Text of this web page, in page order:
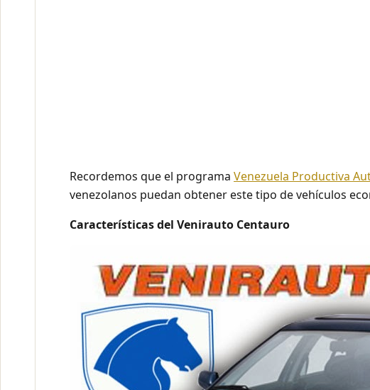
Recordemos que el programa Venezuela Productiva
venezolanos puedan obtener este tipo de vehículos
Características del Venirauto Centauro